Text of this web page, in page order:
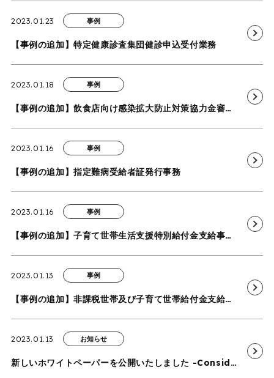
2023.01.23 事例
【事例の追加】特定健康診査集団健診申込受付業務
2023.01.18 事例
【事例の追加】飲食店向け感染拡大防止対策協力金審査事務局業務
2023.01.16 事例
【事例の追加】指定難病受給者証発行事務
2023.01.16 事例
【事例の追加】子育て世帯生活支援特別給付金支給事業業務
2023.01.13 事例
【事例の追加】非課税世帯及び子育て世帯給付金支給事業
2023.01.13 お知らせ
新しいホワイトペーパーを公開いたしました -Consider Outsourcing シリーズ-